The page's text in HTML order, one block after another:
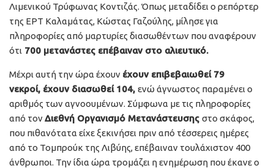
Λιμενικού Τρύφωνας Κοντιζάς. Όπως μεταδίδει ο ρεπόρτερ
της ΕΡΤ Καλαμάτας, Κώστας Γαζούλης, μίλησε για
πληροφορίες από μαρτυρίες διασωθέντων που αναφέρουν
ότι 700 μετανάστες επέβαιναν στο αλιευτικό.
Μέχρι αυτή την ώρα έχουν έχουν επιβεβαιωθεί 79
νεκροί, έχουν διασωθεί 104, ενώ άγνωστος παραμένει ο
αριθμός των αγνοουμένων. Σύμφωνα με τις πληροφορίες
από τονΔιεθνή Οργανισμό Μετανάστευσης στο σκάφος,
που πιθανότατα είχε ξεκινήσει πριν από τέσσερεις ημέρες
από το Τομπρούκ της Λιβύης, επέβαιναν τουλάχιστον 400
άνθρωποι. Την ίδια ώρα τρομάζει η ενημέρωση που έκανε ο